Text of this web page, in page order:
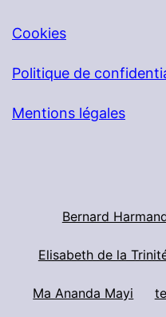
Cookies
Politique de
Mentions légales
Bernard
Elisabeth de la
Ma Ananda Mayi